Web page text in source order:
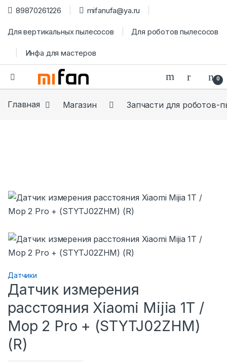
89870261226 mifanufa@ya.ru
Для вертикальных пылесосов Для роботов пылесосов
Инфа для мастеров
0
Главная Магазин Запчасти для роботов-
Датчики
Датчик измерения
расстояния Xiaomi Mijia 1T /
Mop 2 Pro + (STYTJ02ZHM)
(R)